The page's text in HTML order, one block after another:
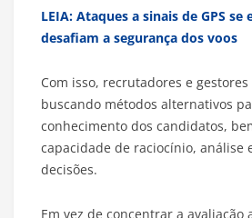
LEIA: Ataques a sinais de GPS se
desafiam a segurança dos voos
Com isso, recrutadores e
buscando métodos alternativos
conhecimento dos candidatos,
capacidade de raciocínio, análise
decisões.
Em vez de concentrar a avaliação